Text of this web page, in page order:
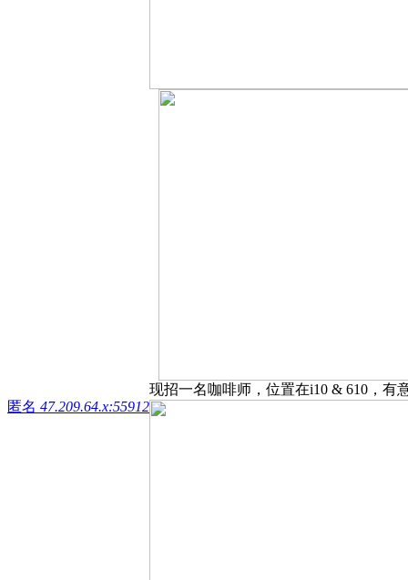
匿名 47.209.64.x:55912
现招一名咖啡师，位置在i10 & 610，有